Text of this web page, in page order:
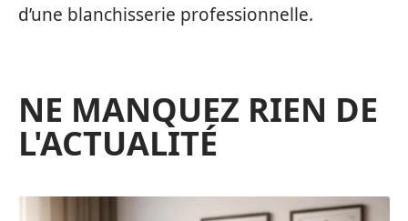
d’une blanchisserie professionnelle.
NE MANQUEZ RIEN DE
L'ACTUALITÉ